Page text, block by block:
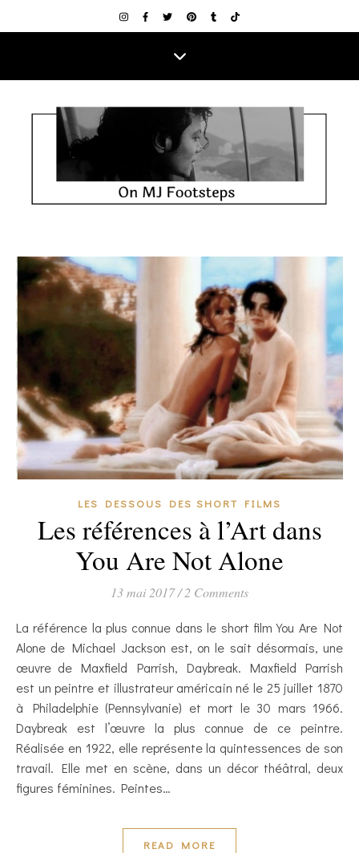
LES DESSOUS DES SHORT FILMS
Les références à l’Art dans
You Are Not Alone
13 mai 2017/ 2 Comments
La référence la plus connue dans le short film You Are Not
Alone de Michael Jackson est, on le sait désormais, une
œuvre de Maxfield Parrish, Daybreak. Maxfield Parrish
est un peintre et illustrateur américain né le 25 juillet 1870
à Philadelphie (Pennsylvanie) et mort le 30 mars 1966.
Daybreak est l’œuvre la plus connue de ce peintre.
Réalisée en 1922, elle représente la quintessences de son
travail. Elle met en scène, dans un décor théâtral, deux
figures féminines. Peintes…
READ MORE